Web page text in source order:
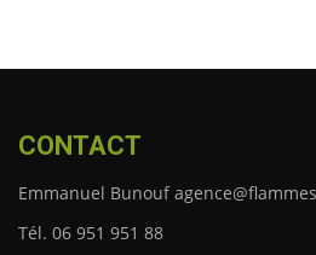
CONTACT
Emmanuel Bunouf
Tél. 06 951 951 88